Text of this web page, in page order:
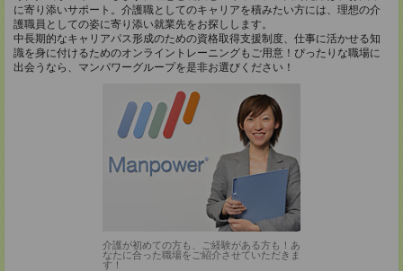
に寄り添いサポート。介護職としてのキャリアを積みたい方には、理想の介
護職員としての姿に寄り添い就業先をお探しします。
中長期的なキャリアパス形成のための資格取得支援制度、仕事に活かせる知
識を身に付けるためのオンライントレーニングもご用意！ぴったりな職場に
出会うなら、マンパワーグループを是非お選びください！
介護が初めての方も、ご経験がある方も！あ
なたに合った職場をご紹介させていただきま
す！